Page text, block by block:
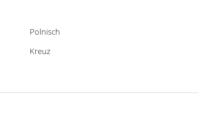
Polnisch
Kreuz